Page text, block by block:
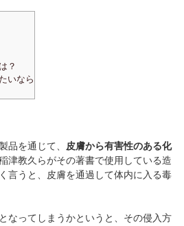
？
いなら
品を通じて、
皮膚から有害性のある化
津教久らがその著書で使用している造
言うと、皮膚を通過して体内に入る毒
なってしまうかというと、その侵入方